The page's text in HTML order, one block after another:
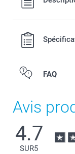
port.
FAQ
Avis
4.7
SUR5